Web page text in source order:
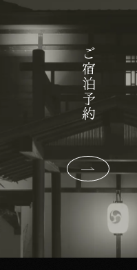
ご宿泊予約